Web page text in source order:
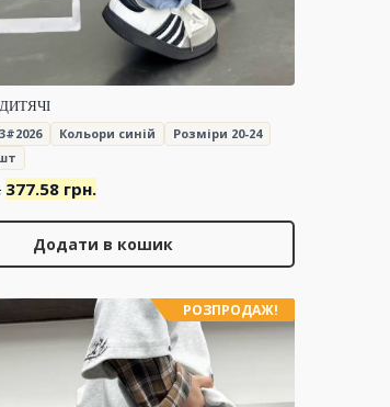
Кольори синій
Розміри 20-24
Оригінальна
471.98 грн..
377.58 грн.Поточна
377.58 грн..
Додати в кошик
РОЗПРОДАЖ!